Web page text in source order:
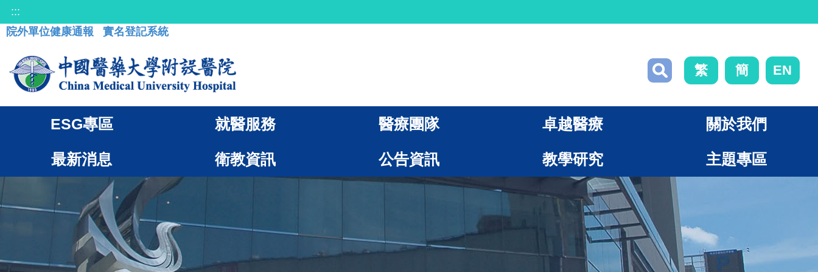
:::
院外單位健康通報
實名登記系統
繁 簡 EN
ESG專區 就醫服務 醫療團隊 卓越醫療 關於我們
最新消息 衛教資訊 公告資訊 教學研究 主題專區